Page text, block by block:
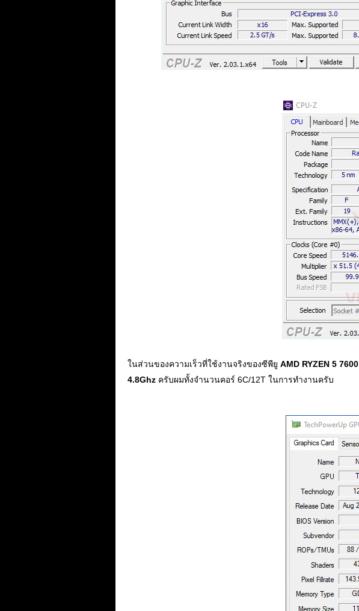
ในส่วนของความเร็วที่ใช้งานจริงของซีพียู AMD RYZEN 5 7600
4.8Ghz ครับผมทั้งจำนวนคอร์ 6C/12T ในการทำงานครับ